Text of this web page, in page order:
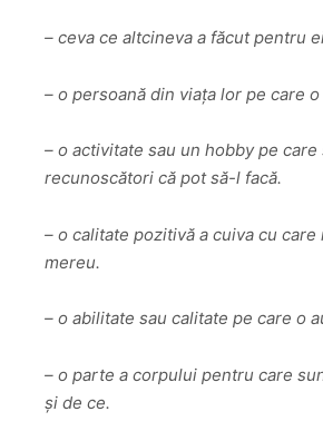
– ceva ce altcineva a făcut pentru
– o persoană din viața lor pe care
– o activitate sau un hobby pe care
recunoscători că pot să-l facă.
– o calitate pozitivă a cuiva cu
mereu.
– o abilitate sau calitate pe care o
– o parte a corpului pentru care
și de ce.